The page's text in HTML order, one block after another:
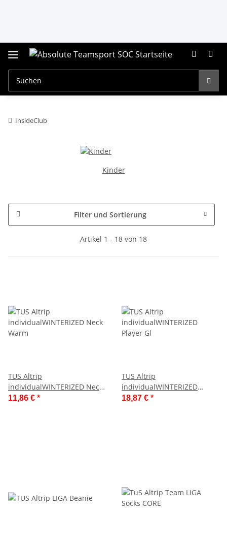
InsideClub
Kinder
Filter und Sortierung
Artikel 1 - 18 von 18
TUS Altrip
individualWINTERIZED Neck
Warm
11,86 € *
TUS Altrip
individualWINTERIZED
Player Gl
18,87 € *